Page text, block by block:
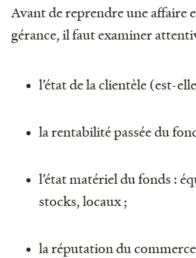
Avant de reprendre une affaire
gérance, il faut examiner
l’état de la clientèle (est-
la rentabilité passée du
l’état matériel du fonds :
stocks, locaux ;
la réputation du